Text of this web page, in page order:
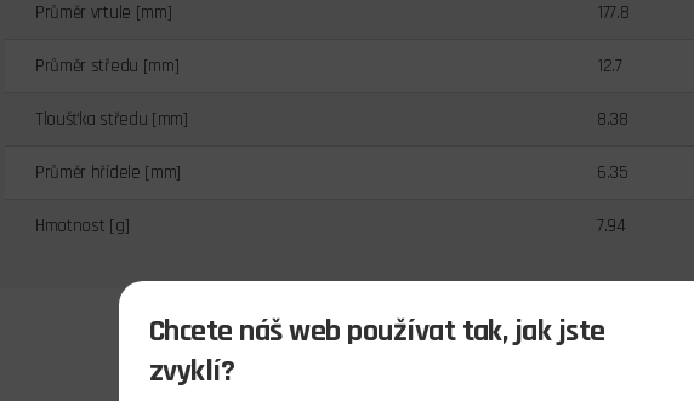
Průměr vrtule [mm] 177.8
Průměr středu [mm] 12.7
Tloušťka středu [mm] 8.38
Průměr hřídele [mm] 6.35
Hmotnost [g] 7.94
Chcete náš web používat tak, jak jste
zvyklí?